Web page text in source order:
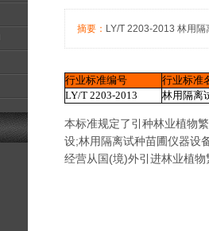
摘要： LY/T 2203-2013 林用
行业标准编号
行业标准
LY/T 2203-2013
林用隔离
本标准规定了引种林业植物
设;林用隔离试种苗圃仪器设
经营从国(境)外引进林业植